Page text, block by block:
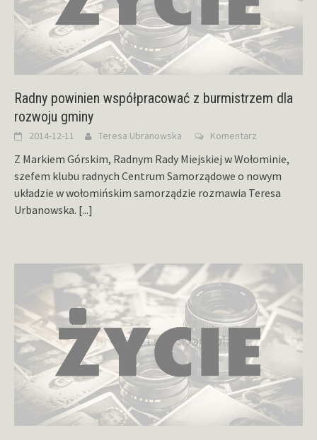
Radny powinien współpracować z burmistrzem dla
rozwoju gminy
2014-12-11 Teresa Ubranowska Komentarz
Z Markiem Górskim, Radnym Rady Miejskiej w Wołominie,
szefem klubu radnych Centrum Samorządowe o nowym
układzie w wołomińskim samorządzie rozmawia Teresa
Urbanowska. [...]